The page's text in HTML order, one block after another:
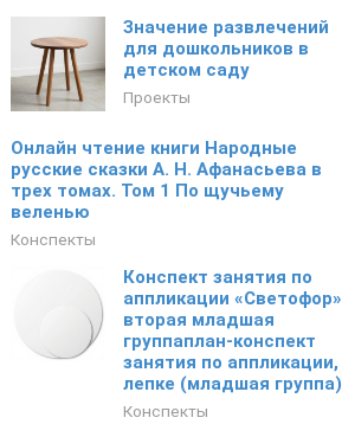
Значение развлечений
для дошкольников в
детском саду
Проекты
Онлайн чтение книги Народные
русские сказки А. Н. Афанасьева в
трех томах. Том 1 По щучьему
веленью
Конспекты
Конспект занятия по
аппликации «Светофор»
вторая младшая
группаплан-конспект
занятия по аппликации,
лепке (младшая группа)
Конспекты